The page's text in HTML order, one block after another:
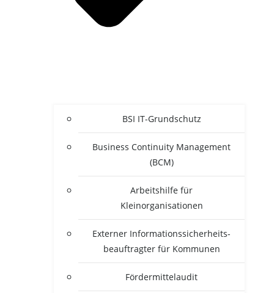
BSI IT-Grun­d­­schutz
Busi­ness Con­ti­nui­ty Manage­ment
(BCM)
Arbeits­hil­fe für
Kleinorganisationen
Exter­ner Infor­ma­ti­ons­si­cher­heits­
be­auf­trag­ter für Kommunen
För­der­mit­tel­au­dit